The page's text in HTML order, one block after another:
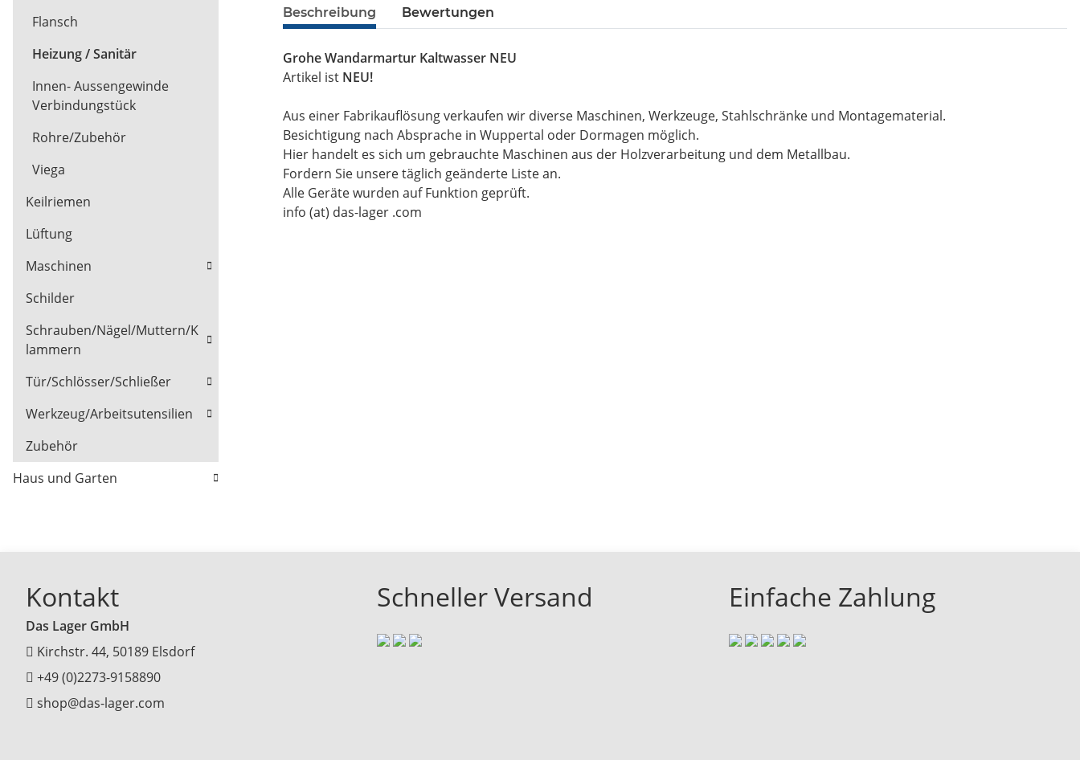
Beschreibung Bewertungen
Grohe Wandarmartur Kaltwasser NEU
Artikel ist NEU!
Aus einer Fabrikauflösung verkaufen wir diverse Maschinen, Werkzeuge, Stahlschränke und Montagematerial.
Besichtigung nach Absprache in Wuppertal oder Dormagen möglich.
Hier handelt es sich um gebrauchte Maschinen aus der Holzverarbeitung und dem Metallbau.
Fordern Sie unsere täglich geänderte Liste an.
Alle Geräte wurden auf Funktion geprüft.
info (at) das-lager .com
Flansch
Heizung / Sanitär
Innen- Aussengewinde
Verbindungstück
Rohre/Zubehör
Viega
Keilriemen
Lüftung
Maschinen
Schilder
Schrauben/Nägel/Muttern/K
lammern
Tür/Schlösser/Schließer
Werkzeug/Arbeitsutensilien
Zubehör
Haus und Garten
Kontakt
Das Lager GmbH
Kirchstr. 44, 50189 Elsdorf
+49 (0)2273-9158890
shop@das-lager.com
Schneller Versand Einfache Zahlung